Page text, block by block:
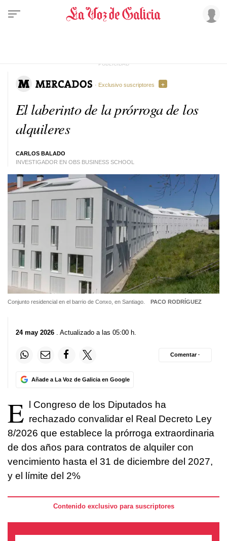
El laberinto de la prórroga de los
alquileres
CARLOS BALADO
INVESTIGADOR EN OBS BUSINESS SCHOOL
· Exclusivo suscriptores
Conjunto residencial en el barrio de Conxo, en Santiago. PACO RODRÍGUEZ
24 may 2026 . Actualizado a las 05:00 h.
Añade a La Voz de Galicia en Google
Comentar ·
E l Congreso de los Diputados ha
rechazado convalidar el Real Decreto Ley
8/2026 que establece la prórroga extraordinaria
de dos años para contratos de alquiler con
vencimiento hasta el 31 de diciembre del 2027,
y el límite del 2%
Contenido exclusivo para suscriptores